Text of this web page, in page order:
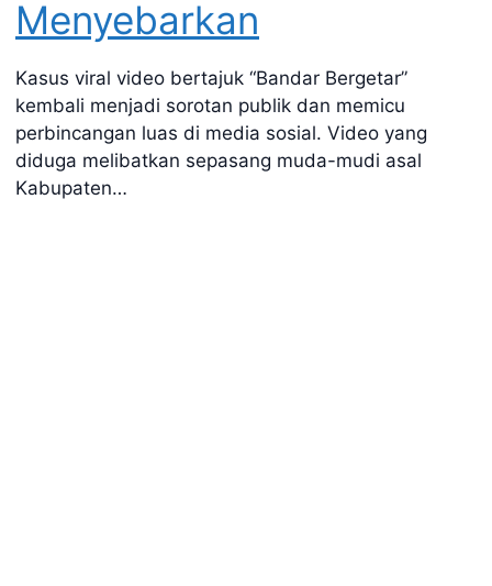
Menyebarkan
Kasus viral video bertajuk “Bandar Bergetar”
kembali menjadi sorotan publik dan memicu
perbincangan luas di media sosial. Video yang
diduga melibatkan sepasang muda-mudi asal
Kabupaten…